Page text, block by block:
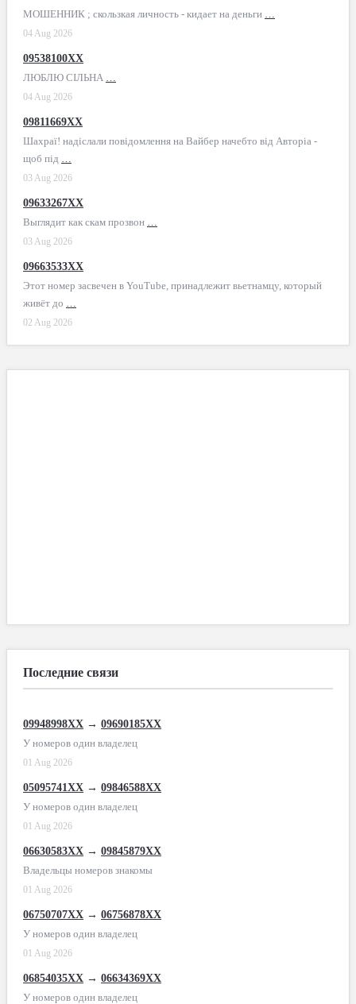
МОШЕННИК ; скользкая личность - кидает на деньги …
04 Aug 2026
09538100XX
ЛЮБЛЮ СІЛЬНА …
04 Aug 2026
09811669XX
Шахраї! надіслали повідомлення на Вайбер начебто від Авторіа -
щоб під …
03 Aug 2026
09633267XX
Выглядит как скам прозвон …
03 Aug 2026
09663533XX
Этот номер засвечен в YouTube, принадлежит вьетнамцу, который
живёт до …
02 Aug 2026
Последние связи
09948998XX → 09690185XX
У номеров один владелец
01 Aug 2026
05095741XX → 09846588XX
У номеров один владелец
01 Aug 2026
06630583XX → 09845879XX
Владельцы номеров знакомы
01 Aug 2026
06750707XX → 06756878XX
У номеров один владелец
01 Aug 2026
06854035XX → 06634369XX
У номеров один владелец